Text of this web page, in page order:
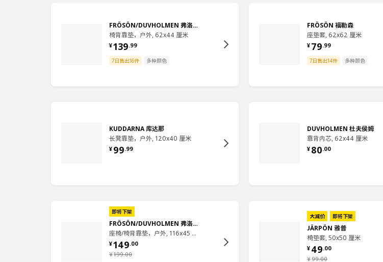
FRÖSÖN/DUVHOLMEN 弗洛松／杜霍蒙
椅背靠垫，户外, 62x44 厘米
¥139.99
7日售出16件
多种颜色
FRÖSÖN 福勒森
座垫套, 62x62 厘米
¥ 79.99
7日售出14件
多种颜色
KUDDARNA 库达那
长凳靠垫，户外, 120x40 厘米
¥ 99.99
DUVHOLMEN 杜夫侯姆
靠背内芯, 62x44 厘米
¥ 80.00
即将下架
FRÖSÖN/DUVHOLMEN 弗洛松／杜霍蒙
座椅/椅背靠垫，户外, 116x45 厘米
¥199.00
¥149.00
大减价 即将下架
JÄRPÖN 雅普
椅垫套, 50x50 厘米
¥99.00
¥ 49.00